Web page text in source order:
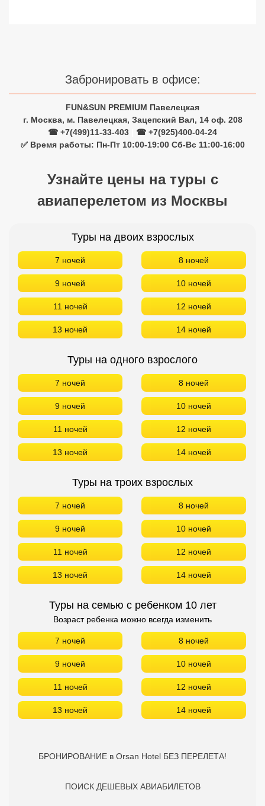
Забронировать в офисе:
FUN&SUN PREMIUM Павелецкая
г. Москва, м. Павелецкая, Зацепский Вал, 14 оф. 208
☎ +7(499)11-33-403
☎ +7(925)400-04-24
✅ Время работы: Пн-Пт 10:00-19:00 Сб-Вс 11:00-16:00
Узнайте цены на туры с
авиаперелетом из Москвы
Туры на двоих взрослых
7 ночей 8 ночей
9 ночей 10 ночей
11 ночей 12 ночей
13 ночей 14 ночей
Туры на одного взрослого
7 ночей 8 ночей
9 ночей 10 ночей
11 ночей 12 ночей
13 ночей 14 ночей
Туры на троих взрослых
7 ночей 8 ночей
9 ночей 10 ночей
11 ночей 12 ночей
13 ночей 14 ночей
Туры на семью с ребенком 10 лет
Возраст ребенка можно всегда изменить
7 ночей 8 ночей
9 ночей 10 ночей
11 ночей 12 ночей
13 ночей 14 ночей
БРОНИРОВАНИЕ в Orsan Hotel БЕЗ ПЕРЕЛЕТА!
ПОИСК ДЕШЕВЫХ АВИАБИЛЕТОВ
Сетевые отели Таиланда
Сетевые отели Шри Ланки
Сетевые отели Мальдив
Сетевые отели Маврикия